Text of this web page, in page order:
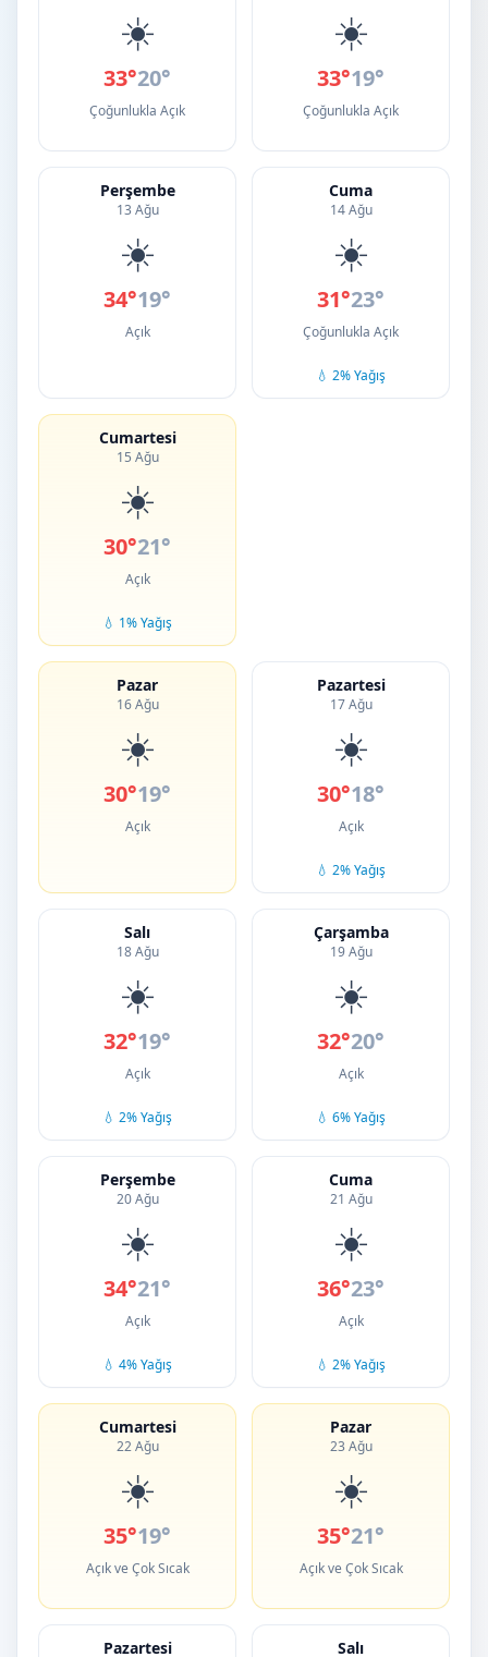
☀️
33°20°
Çoğunlukla Açık
☀️
33°19°
Çoğunlukla Açık
Perşembe
13 Ağu
☀️
34°19°
Açık
Cuma
14 Ağu
☀️
31°23°
Çoğunlukla Açık
💧 2% Yağış
Cumartesi
15 Ağu
☀️
30°21°
Açık
💧 1% Yağış
Pazar
16 Ağu
☀️
30°19°
Açık
Pazartesi
17 Ağu
☀️
30°18°
Açık
💧 2% Yağış
Salı
18 Ağu
☀️
32°19°
Açık
💧 2% Yağış
Çarşamba
19 Ağu
☀️
32°20°
Açık
💧 6% Yağış
Perşembe
20 Ağu
☀️
34°21°
Açık
💧 4% Yağış
Cuma
21 Ağu
☀️
36°23°
Açık
💧 2% Yağış
Cumartesi
22 Ağu
☀️
35°19°
Açık ve Çok Sıcak
Pazar
23 Ağu
☀️
35°21°
Açık ve Çok Sıcak
Pazartesi Salı